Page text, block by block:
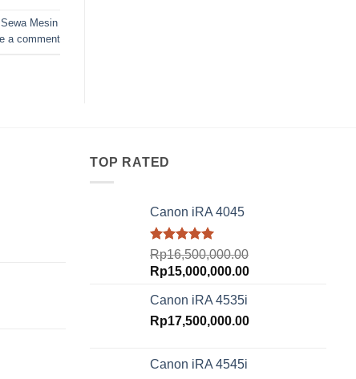
Sewa Mesin
a comment
TOP RATED
Canon iRA 4045
Rated5.00
out of 5
Rp16,500,000.00
Original
was:
Rp16,500,000.00.
Rp15,000,000.00Current
Rp15,000,000.00.
Canon iRA 4535i
Rp17,500,000.00
Canon iRA 4545i